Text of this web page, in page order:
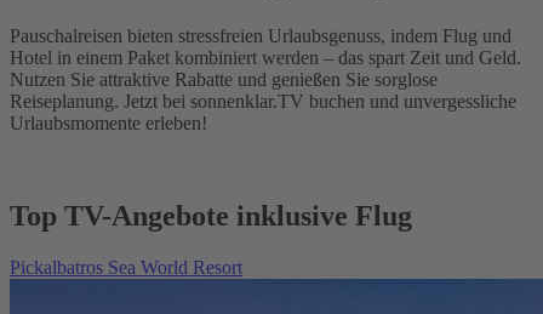
Pauschalreisen bieten stressfreien Urlaubsgenuss, indem Flug und
Hotel in einem Paket kombiniert werden – das spart Zeit und Geld.
Nutzen Sie attraktive Rabatte und genießen Sie sorglose
Reiseplanung. Jetzt bei sonnenklar.TV buchen und unvergessliche
Urlaubsmomente erleben!
Top TV-Angebote inklusive Flug
Pickalbatros Sea World Resort